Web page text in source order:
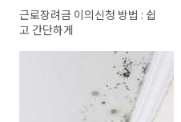
근로장려금 이의신청 방법 : 쉽
고 간단하게